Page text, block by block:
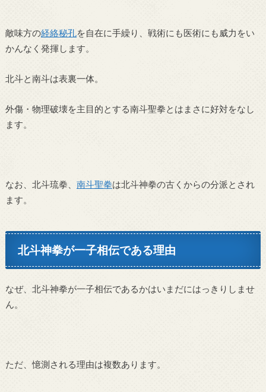
敵味方の経絡秘孔を自在に手繰り、戦術にも医術にも威力をい
かんなく発揮します。
北斗と南斗は表裏一体。
外傷・物理破壊を主目的とする南斗聖拳とはまさに好対をなし
ます。
なお、北斗琉拳、 南斗聖拳は北斗神拳の古くからの分派とされ
ます。
北斗神拳が一子相伝である理由
なぜ、北斗神拳が一子相伝であるかはいまだにはっきりしませ
ん。
ただ、憶測される理由は複数あります。